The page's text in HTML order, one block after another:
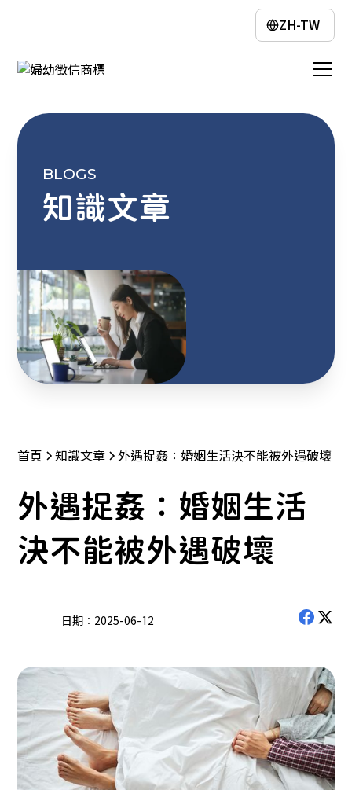
ZH-TW
BLOGS
知識文章
首頁 知識文章 外遇捉姦：婚姻生活決不能被外遇破壞
外遇捉姦：婚姻生活
決不能被外遇破壞
日期： 2025-06-12